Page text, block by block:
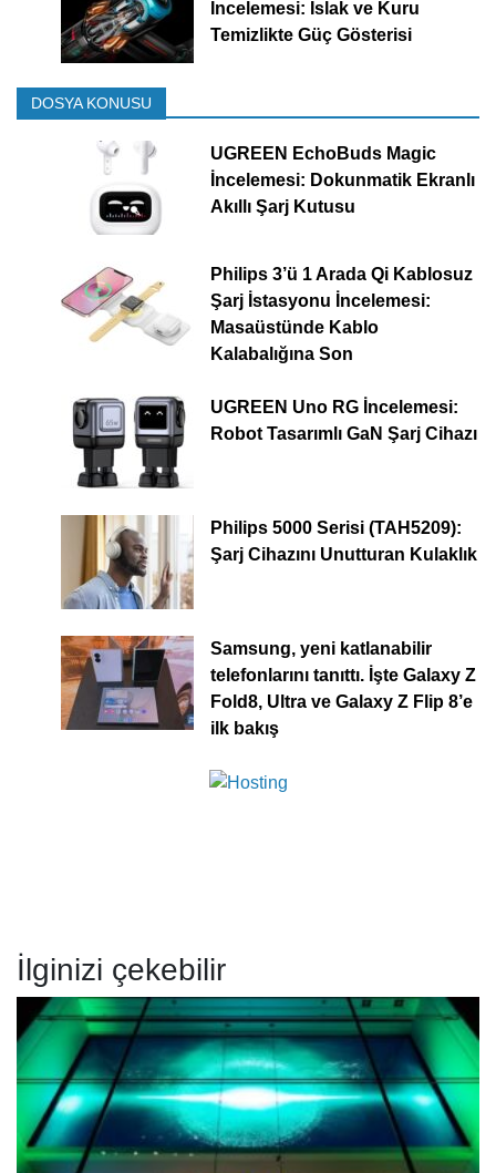
İncelemesi: Islak ve Kuru
Temizlikte Güç Gösterisi
DOSYA KONUSU
UGREEN EchoBuds Magic
İncelemesi: Dokunmatik Ekranlı
Akıllı Şarj Kutusu
Philips 3’ü 1 Arada Qi Kablosuz
Şarj İstasyonu İncelemesi:
Masaüstünde Kablo
Kalabalığına Son
UGREEN Uno RG İncelemesi:
Robot Tasarımlı GaN Şarj Cihazı
Philips 5000 Serisi (TAH5209):
Şarj Cihazını Unutturan Kulaklık
Samsung, yeni katlanabilir
telefonlarını tanıttı. İşte Galaxy Z
Fold8, Ultra ve Galaxy Z Flip 8’e
ilk bakış
İlginizi çekebilir